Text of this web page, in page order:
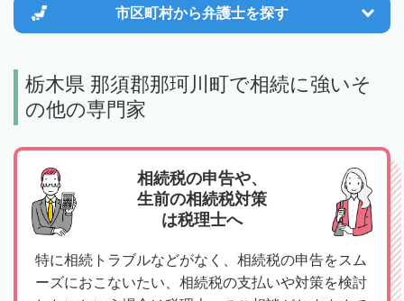
市区町村から弁護士を探す
栃木県 那須郡那珂川町で相続に強いそ
の他の専門家
相続税の申告や、
生前の相続税対策
は税理士へ
特に相続トラブルなどがなく、相続税の申告をスム
ーズにおこないたい、相続税の支払いや対策を検討